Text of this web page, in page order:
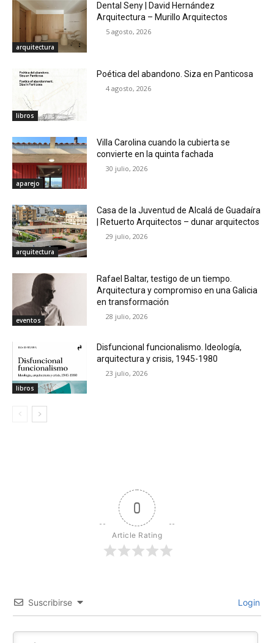
arquitectura
Dental Seny | David Hernández
Arquitectura – Murillo Arquitectos
5 agosto, 2026
libros
Poética del abandono. Siza en Panticosa
4 agosto, 2026
aparejo
Villa Carolina cuando la cubierta se
convierte en la quinta fachada
30 julio, 2026
arquitectura
Casa de la Juventud de Alcalá de Guadaíra
| Retuerto Arquitectos – dunar arquitectos
29 julio, 2026
eventos
Rafael Baltar, testigo de un tiempo.
Arquitectura y compromiso en una Galicia
en transformación
28 julio, 2026
libros
Disfuncional funcionalismo. Ideología,
arquitectura y crisis, 1945-1980
23 julio, 2026
0
Article Rating
Suscribirse Login